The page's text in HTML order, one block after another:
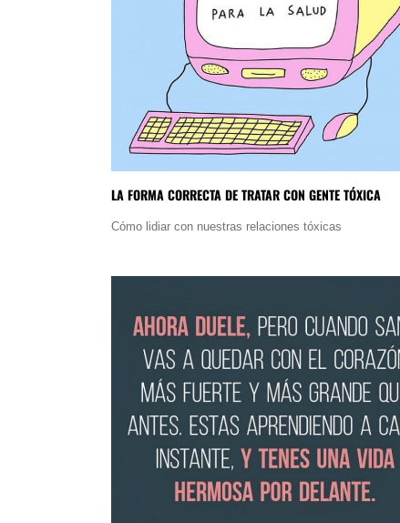
LA FORMA CORRECTA DE TRATAR CON GENTE TÓXICA
Cómo lidiar con nuestras relaciones tóxicas